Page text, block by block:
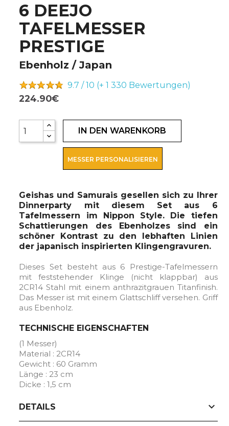
6 DEEJO
TAFELMESSER
PRESTIGE
Ebenholz / Japan
9.7 / 10 (+ 1 330 Bewertungen)
224.90€
IN DEN WARENKORB
MESSER PERSONALISIEREN
Geishas und Samurais gesellen sich zu Ihrer
Dinnerparty mit diesem Set aus 6
Tafelmessern im Nippon Style. Die tiefen
Schattierungen des Ebenholzes sind ein
schöner Kontrast zu den lebhaften Linien
der japanisch inspirierten Klingengravuren.
Dieses Set besteht aus 6 Prestige-Tafelmessern
mit feststehender Klinge (nicht klappbar) aus
2CR14 Stahl mit einem anthrazitgrauen Titanfinish.
Das Messer ist mit einem Glattschliff versehen. Griff
aus Ebenholz.
TECHNISCHE EIGENSCHAFTEN
(1 Messer)
Material : 2CR14
Gewicht : 60 Gramm
Länge : 23 cm
Dicke : 1,5 cm
DETAILS expand_more